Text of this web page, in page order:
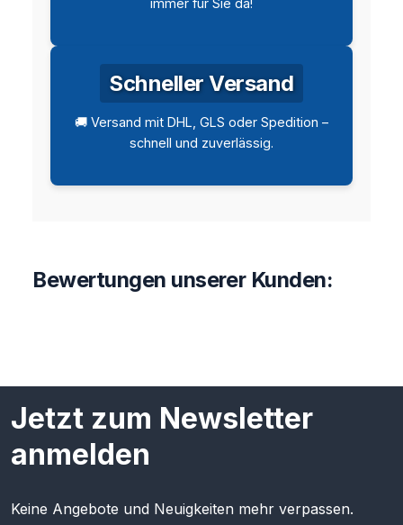
immer für Sie da!
Schneller Versand
🚚 Versand mit DHL, GLS oder Spedition –
schnell und zuverlässig.
Bewertungen unserer Kunden:
Jetzt zum Newsletter
anmelden
Keine Angebote und Neuigkeiten mehr verpassen.